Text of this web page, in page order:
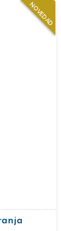
NOVEDAD